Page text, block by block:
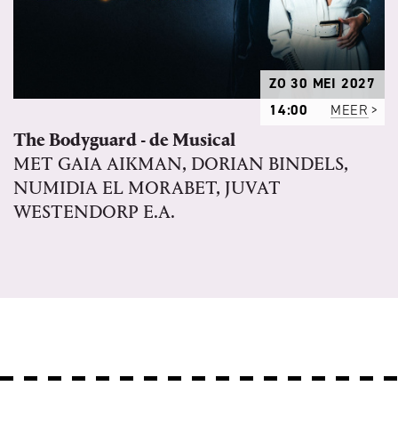
ZO 30 MEI 2027
14:00
MEER
The Bodyguard - de Musical
MET GAIA AIKMAN, DORIAN BINDELS,
NUMIDIA EL MORABET, JUVAT
WESTENDORP E.A.